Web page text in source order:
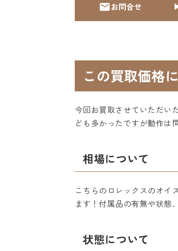
お問合せ
この買取価格
今回お買取させていただい
ども多かったですが動作は
相場について
こちらのロレックスのオイ
ます！付属品の有無や状態
状態について